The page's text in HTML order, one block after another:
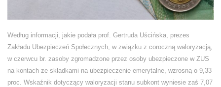
Według informacji, jakie podała prof. Gertruda Uścińska, prezes
Zakładu Ubezpieczeń Społecznych, w związku z coroczną waloryzacją,
w czerwcu br. zasoby zgromadzone przez osoby ubezpieczone w ZUS
na kontach ze składkami na ubezpieczenie emerytalne, wzrosną o 9,33
proc. Wskaźnik dotyczący waloryzacji stanu subkont wyniesie zaś 7,07